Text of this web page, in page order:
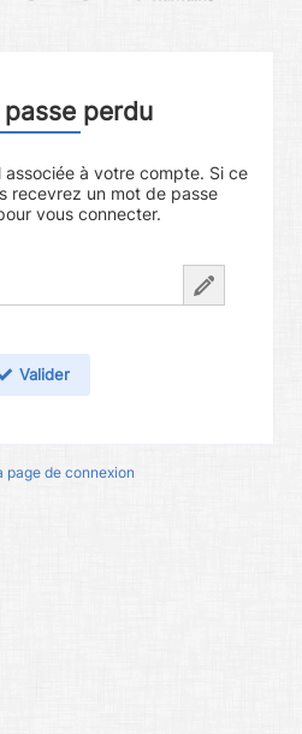
perdu
associée à votre compte. Si ce
recevrez un mot de passe
vous connecter.
Valider
page de connexion